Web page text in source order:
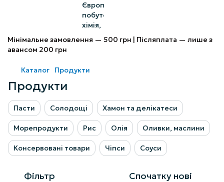
Мінімальне замовлення — 500 грн | Післяплата — лише з
авансом 200 грн
Каталог Продукти
Продукти
Пасти Солодощі Хамон та делікатеси
Морепродукти Рис Олія Оливки, маслини
Консервовані товари Чіпси Соуси
Фільтр Спочатку нові